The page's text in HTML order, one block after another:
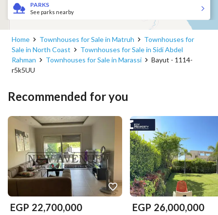
PARKS
See parks nearby
Home Townhouses for Sale in Matruh
Townhouses for
Sale in North Coast
Townhouses for Sale in Sidi Abdel
Rahman
Townhouses for Sale in Marassi
Bayut - 1114-
r5k5UU
Recommended for you
EGP 22,700,000 EGP 26,000,000